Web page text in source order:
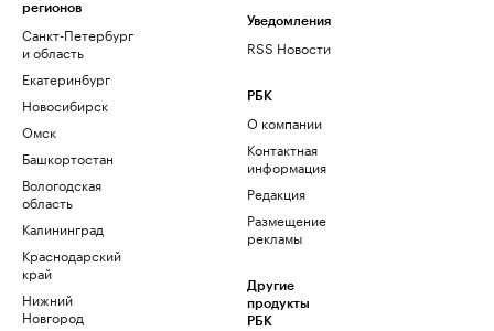
регионов
Санкт-Петербург
и область
Екатеринбург
Новосибирск
Омск
Башкортостан
Вологодская
область
Калининград
Краснодарский
край
Нижний
Новгород
Уведомления
RSS Новости
РБК
О компании
Контактная
информация
Редакция
Размещение
рекламы
Другие
продукты
РБК